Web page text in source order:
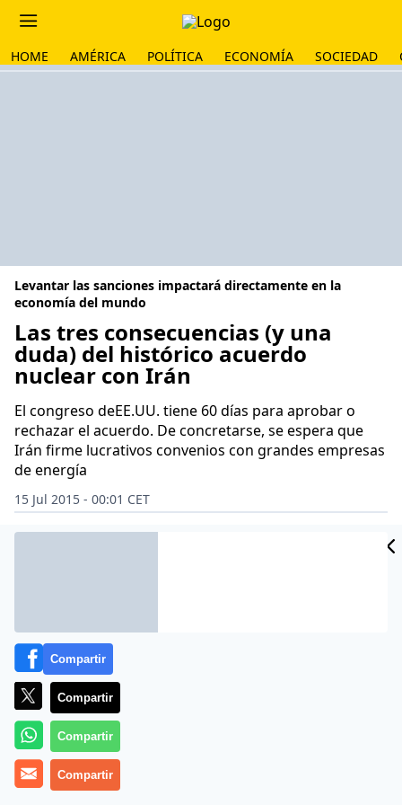
HOME AMÉRICA POLÍTICA ECONOMÍA SOCIEDAD
Levantar las sanciones impactará directamente en la
economía del mundo
Las tres consecuencias (y una
duda) del histórico acuerdo
nuclear con Irán
El congreso deEE.UU. tiene 60 días para aprobar o
rechazar el acuerdo. De concretarse, se espera que
Irán firme lucrativos convenios con grandes empresas
de energía
15 Jul 2015 - 00:01 CET
Archivado en: POLÍTICA
Compartir
Compartir
Compartir
Compartir